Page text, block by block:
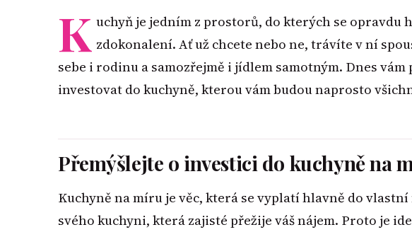
K uchyň je jedním z prostorů, do kterých se opravdu
zdokonalení. Ať už chcete nebo ne, trávíte v ní
sebe i rodinu a samozřejmě i jídlem samotným. Dnes
investovat do kuchyně, kterou vám budou naprosto
Přemýšlejte o investici do kuchyně na
Kuchyně na míru je věc, která se vyplatí hlavně do
svého kuchyni, která zajisté přežije váš nájem. Proto je